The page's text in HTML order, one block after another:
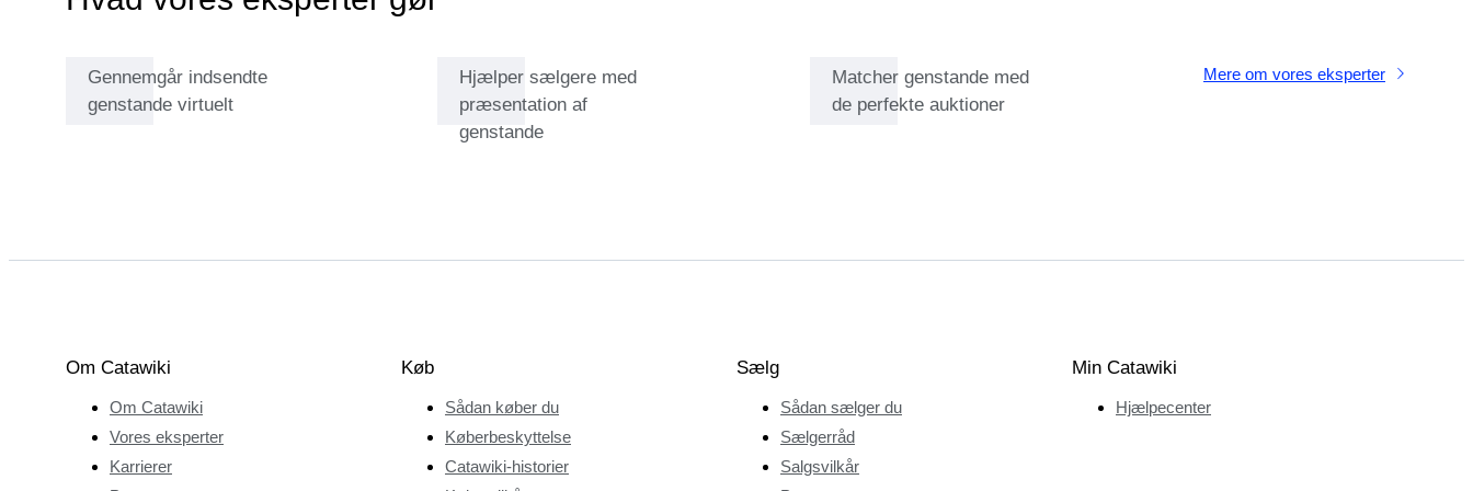
med sine venner for
at hente de nyeste
tegneseriekunst.
Snart udviklede dette
sig til organisering af
Gennemgår indsendte
genstande virtuelt
Hjælper sælgere med
præsentation af
genstande
Matcher genstande med
de perfekte auktioner
Mere om vores eksperter
Om Catawiki
Om Catawiki
Vores eksperter
Karrierer
Køb
Sådan køber du
Køberbeskyttelse
Catawiki-historier
Sælg
Sådan sælger du
Sælgerråd
Salgsvilkår
Min Catawiki
Hjælpecenter